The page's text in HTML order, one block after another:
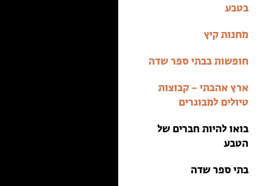
טיולים למבוגרים: ארץ
מחנות קיץ
בטבע
מחנות קיץ
חופשות בבתי ספר שדה
ארץ אהבתי – קבוצות
טיולים למבוגרים
בואו להיות חברים של
הטבע
בתי ספר שדה